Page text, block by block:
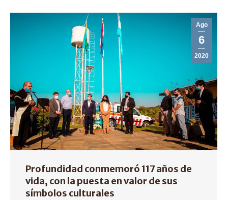
Ago
6
2020
Profundidad conmemoró 117 años de
vida, con la puesta en valor de sus
símbolos culturales